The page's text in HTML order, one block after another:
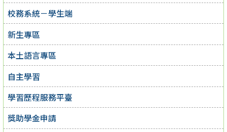
校務系統－學生端
新生專區
本土語言專區
自主學習
學習歷程服務平臺
獎助學金申請